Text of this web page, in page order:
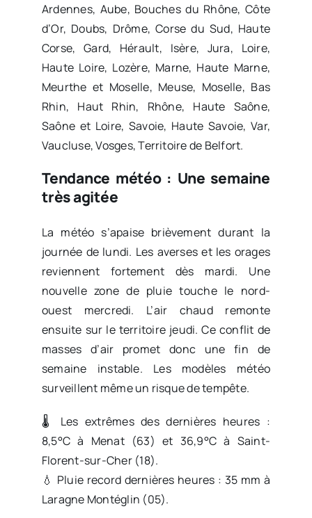
Ardennes, Aube, Bouches du Rhône, Côte
d’Or, Doubs, Drôme, Corse du Sud, Haute
Corse, Gard, Hérault, Isère, Jura, Loire,
Haute Loire, Lozère, Marne, Haute Marne,
Meurthe et Moselle, Meuse, Moselle, Bas
Rhin, Haut Rhin, Rhône, Haute Saône,
Saône et Loire, Savoie, Haute Savoie, Var,
Vaucluse, Vosges, Territoire de Belfort.
Tendance météo : Une semaine
très agitée
La météo s’apaise brièvement durant la
journée de lundi. Les averses et les orages
reviennent fortement dès mardi. Une
nouvelle zone de pluie touche le nord-
ouest mercredi. L’air chaud remonte
ensuite sur le territoire jeudi. Ce conflit de
masses d’air promet donc une fin de
semaine instable. Les modèles météo
surveillent même un risque de tempête.
🌡️ Les extrêmes des dernières heures :
8,5°C à Menat (63) et 36,9°C à Saint-
Florent-sur-Cher (18).
💧 Pluie record dernières heures : 35 mm à
Laragne Montéglin (05).